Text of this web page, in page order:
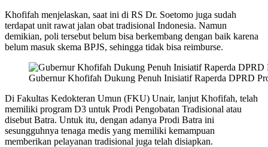
Khofifah menjelaskan, saat ini di RS Dr. Soetomo juga sudah
terdapat unit rawat jalan obat tradisional Indonesia. Namun
demikian, poli tersebut belum bisa berkembang dengan baik karena
belum masuk skema BPJS, sehingga tidak bisa reimburse.
Gubernur Khofifah Dukung Penuh Inisiatif Raperda DPRD
Di Fakultas Kedokteran Umun (FKU) Unair, lanjut Khofifah, telah
memiliki program D3 untuk Prodi Pengobatan Tradisional atau
disebut Batra. Untuk itu, dengan adanya Prodi Batra ini
sesungguhnya tenaga medis yang memiliki kemampuan
memberikan pelayanan tradisional juga telah disiapkan.